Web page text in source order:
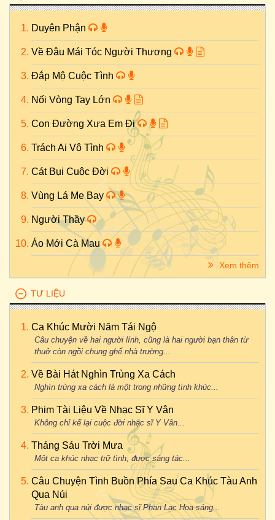
Duyên Phận
Về Đâu Mái Tóc Người Thương
Đắp Mộ Cuộc Tình
Nối Vòng Tay Lớn
Con Đường Xưa Em Đi
Trách Ai Vô Tình
Cát Bụi Cuộc Đời
Vùng Lá Me Bay
Người Thầy
Áo Mới Cà Mau
Xem thêm
TƯ LIỆU
Ca Khúc Mười Năm Tái Ngộ
Câu chuyện về hai người lính, cũng là hai người bạn thân từ
thuở còn ngồi chung ghế nhà trường...
Về Bài Hát Nghìn Trùng Xa Cách
Nghìn trùng xa cách là một trong những tình khúc...
Phim Tài Liệu Về Nhạc Sĩ Y Vân
Không chỉ kể lại cuộc đời nhạc sĩ Y Vân...
Tháng Sáu Trời Mưa
Một ca khúc nhạc trữ tình, được sáng tác...
Câu Chuyện Tình Buồn Phía Sau Ca Khúc Tàu Anh
Qua Núi
Tàu anh qua núi được nhạc sĩ Phan Lạc Hoa sáng...